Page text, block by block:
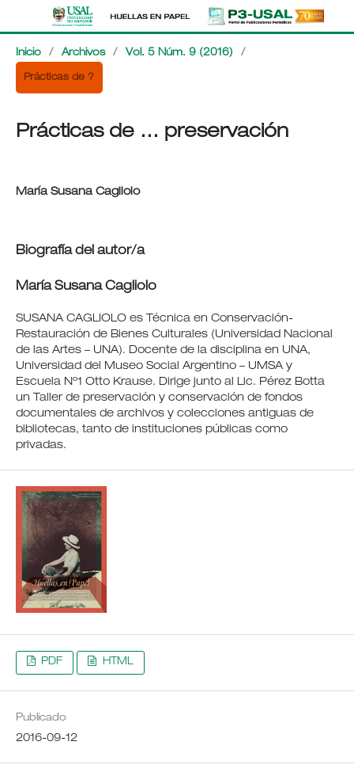
Inicio / Archivos / Vol. 5 Núm. 9 (2016) /
Prácticas de ?
Prácticas de … preservación
María Susana Cagliolo
Biografía del autor/a
María Susana Cagliolo
SUSANA CAGLIOLO es Técnica en Conservación-
Restauración de Bienes Culturales (Universidad Nacional
de las Artes – UNA). Docente de la disciplina en UNA,
Universidad del Museo Social Argentino – UMSA y
Escuela Nº1 Otto Krause. Dirige junto al Lic. Pérez Botta
un Taller de preservación y conservación de fondos
documentales de archivos y colecciones antiguas de
bibliotecas, tanto de instituciones públicas como
privadas.
PDF HTML
Publicado
2016-09-12